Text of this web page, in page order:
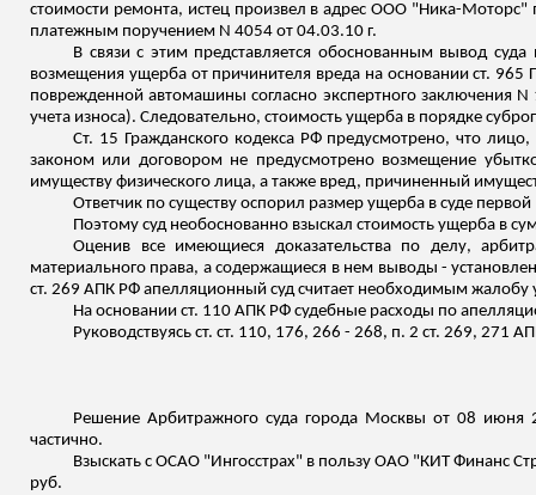
стоимости ремонта, истец произвел в адрес ООО "Ника-Моторс"
платежным поручением N 4054 от 04.03.10 г.
В связи с этим представляется обоснованным вывод
возмещения ущерба от причинителя вреда на основании ст. 965
поврежденной автомашины согласно экспертного заключения
учета износа). Следовательно, стоимость ущерба в порядке
Ст. 15 Гражданского кодекса РФ предусмотрено, что
законом или договором не предусмотрено возмещение
имуществу физического лица, а также вред, причиненный
Ответчик по существу оспорил размер ущерба в суде
Поэтому суд необоснованно взыскал стоимость ущерба в
Оценив все имеющиеся доказательства по делу,
материального права, а содержащиеся в нем выводы -
ст. 269 АПК РФ апелляционный суд считает необходимым жалобу
На основании ст. 110 АПК РФ судебные расходы по
Руководствуясь ст. ст. 110, 176, 266 - 268, п. 2 ст. 269,
Решение Арбитражного суда города Москвы от 08
частично.
Взыскать с ОСАО "Ингосстрах" в пользу ОАО "КИТФинанс
руб.